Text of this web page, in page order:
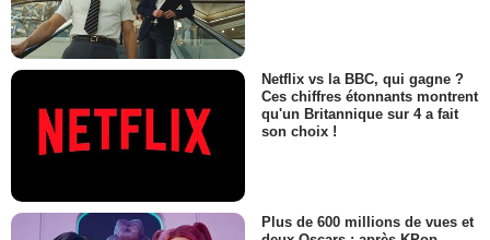
Netflix vs la BBC, qui gagne ?
Ces chiffres étonnants montrent
qu'un Britannique sur 4 a fait
son choix !
Plus de 600 millions de vues et